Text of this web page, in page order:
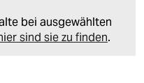
bei ausgewählten
sind sie zu finden.